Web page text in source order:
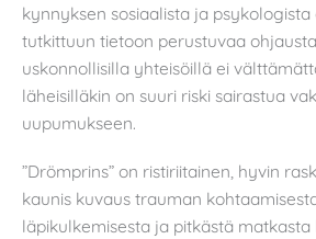
kynnyksen sosiaalista ja
tutkittuun tietoon perustuvaa
uskonnollisilla yhteisöillä ei
läheisilläkin on suuri riski sairastua
uupumukseen.
”Drömprins” on ristiriitainen, hyvin
kaunis kuvaus trauman
läpikulkemisesta ja pitkästä matkasta